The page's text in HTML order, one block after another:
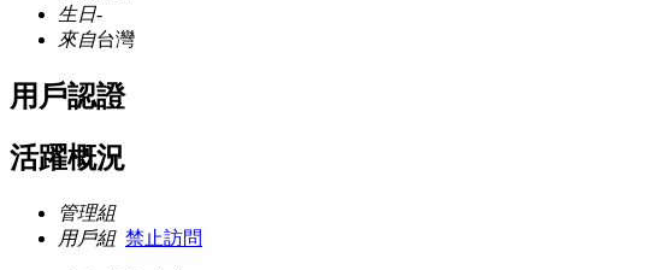
生日-
來自台灣
用戶認證
活躍概況
管理組
用戶組 禁止訪問